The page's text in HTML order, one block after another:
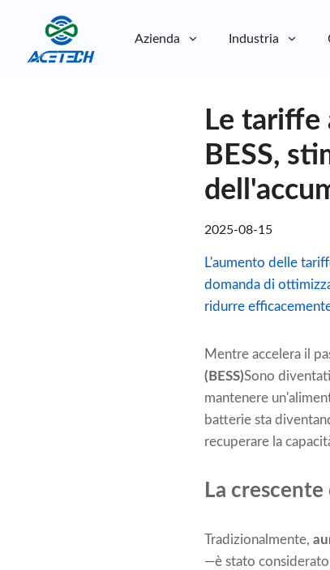
Azienda Industria
Le tariffe
BESS,
2025-08-15
L'aumento delle
domanda di
ridurre
Mentre accelera il
(BESS)Sono
mantenere
batterie sta
recuperare la
La
Tradizionalmente,
—è stato considerato